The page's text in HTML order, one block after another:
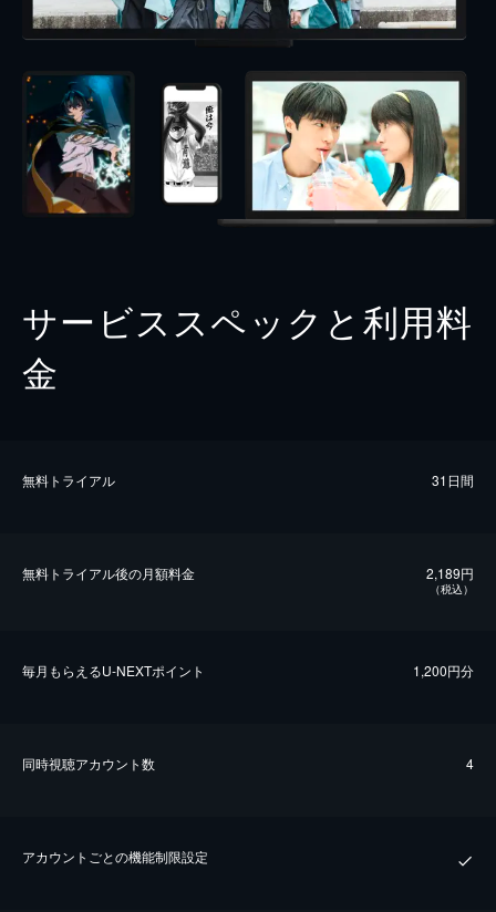
サービススペックと利用料
金
無料トライアル 31日間
無料トライアル後の⽉額料金 2,189円
（税込）
毎⽉もらえるU-NEXTポイント 1,200円分
同時視聴アカウント数 4
アカウントごとの機能制限設定